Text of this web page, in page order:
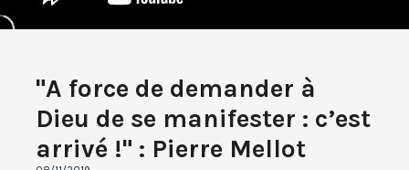
"A force de demander à
Dieu de se manifester : c’est
arrivé !" : Pierre Mellot